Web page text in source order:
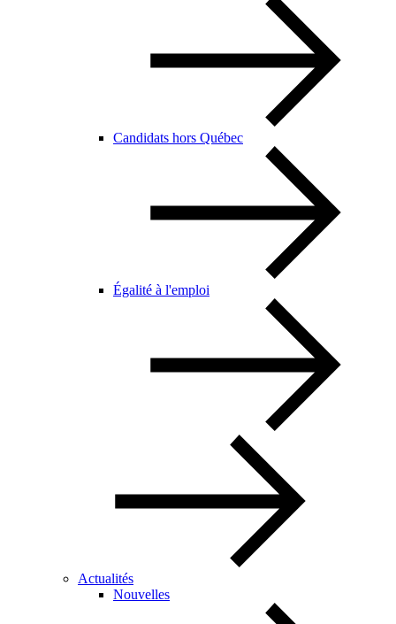
Candidats hors Québec
Égalité à l'emploi
Actualités
Nouvelles